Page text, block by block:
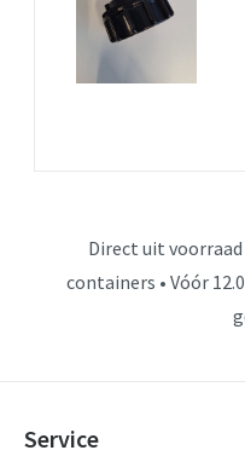
Direct uit
containers • Vóór
Service